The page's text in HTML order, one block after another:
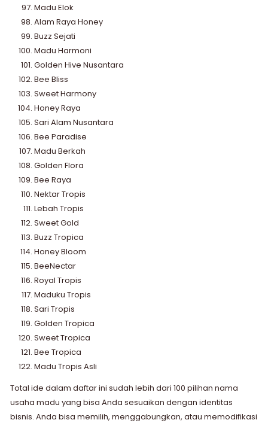
Madu Elok
Alam Raya Honey
Buzz Sejati
Madu Harmoni
Golden Hive Nusantara
Bee Bliss
Sweet Harmony
Honey Raya
Sari Alam Nusantara
Bee Paradise
Madu Berkah
Golden Flora
Bee Raya
Nektar Tropis
Lebah Tropis
Sweet Gold
Buzz Tropica
Honey Bloom
BeeNectar
Royal Tropis
Maduku Tropis
Sari Tropis
Golden Tropica
Sweet Tropica
Bee Tropica
Madu Tropis Asli
Total ide dalam daftar ini sudah lebih dari 100 pilihan nama
usaha madu yang bisa Anda sesuaikan dengan identitas
bisnis. Anda bisa memilih, menggabungkan, atau memodifikasi